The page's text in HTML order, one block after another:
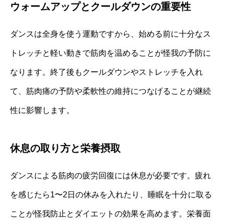
ウォームアップとクールダウンの重要性
ダンスは全身を使う運動ですから、始める前に十分なス
トレッチと軽い動きで筋肉を温めることが怪我の予防に
なります。終了後もクールダウンやストレッチを入れ
て、筋肉痛の予防や柔軟性の維持につなげることが継続
性に影響します。
休息の取り方と栄養摂取
ダンスによる筋肉の疲労回復には休息が必要です。疲れ
を感じたら1〜2日の休みを入れたり、睡眠を十分に取る
ことが怪我防止とダイエットの効果を高めます。栄養面